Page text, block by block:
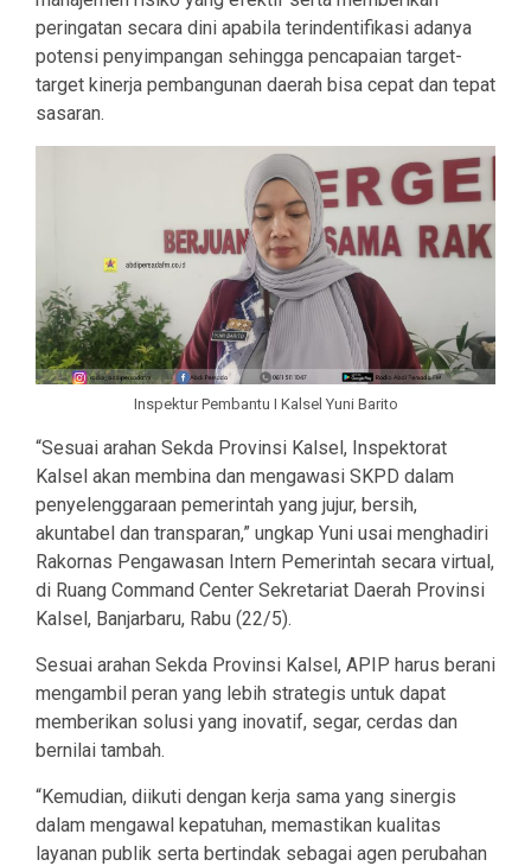
peringatan secara dini apabila terindentifikasi adanya
potensi penyimpangan sehingga pencapaian target-
target kinerja pembangunan daerah bisa cepat dan tepat
sasaran.
Inspektur Pembantu I Kalsel Yuni Barito
“Sesuai arahan Sekda Provinsi Kalsel, Inspektorat
Kalsel akan membina dan mengawasi SKPD dalam
penyelenggaraan pemerintah yang jujur, bersih,
akuntabel dan transparan,” ungkap Yuni usai menghadiri
Rakornas Pengawasan Intern Pemerintah secara virtual,
di Ruang Command Center Sekretariat Daerah Provinsi
Kalsel, Banjarbaru, Rabu (22/5).
Sesuai arahan Sekda Provinsi Kalsel, APIP harus berani
mengambil peran yang lebih strategis untuk dapat
memberikan solusi yang inovatif, segar, cerdas dan
bernilai tambah.
“Kemudian, diikuti dengan kerja sama yang sinergis
dalam mengawal kepatuhan, memastikan kualitas
layanan publik serta bertindak sebagai agen perubahan